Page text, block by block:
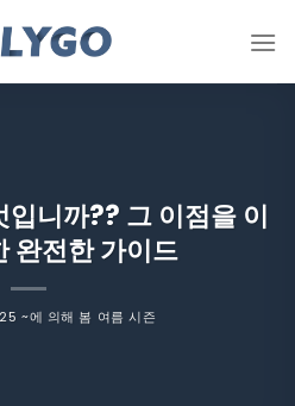
니까?? 그 이점을 이
완전한 가이드
~에 의해 봄 여름 시즌